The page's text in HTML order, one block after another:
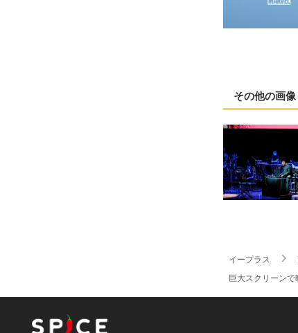
その他の画像
イープラス
巨大スクリーン